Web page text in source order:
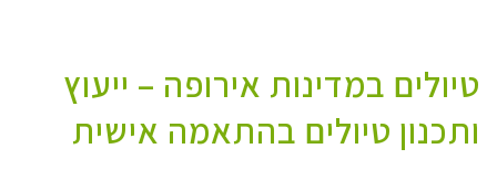
טיולים במדינות אירופה – ייעוץ
ותכנון טיולים בהתאמה אישית